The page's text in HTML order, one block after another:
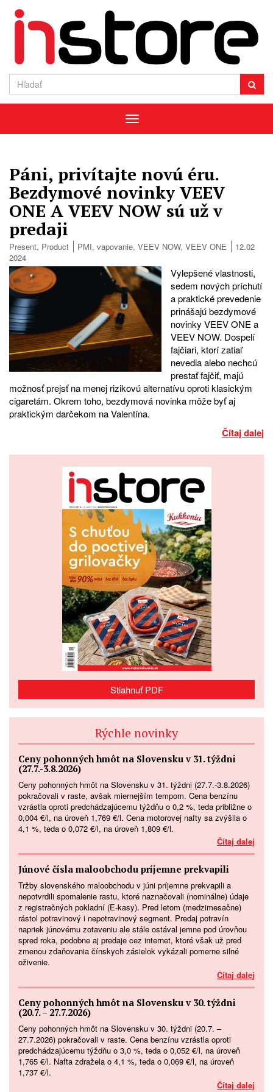
Menu
Páni, privítajte novú éru.
Bezdymové novinky VEEV
ONE A VEEV NOW sú už v
predaji
Present, Product PMI, vapovanie, VEEV NOW, VEEV ONE
12.02
2024
Vylepšené vlastnosti,
sedem nových príchutí
a praktické prevedenie
prinášajú bezdymové
novinky VEEV ONE a
VEEV NOW. Dospelí
fajčiari, ktorí zatiaľ
nevedia alebo nechcú
prestať fajčiť, majú
možnosť prejsť na menej rizikovú alternatívu oproti klasickým
cigaretám. Okrem toho, bezdymová novinka môže byť aj
praktickým darčekom na Valentína.
Čítaj dalej
Stiahnuť PDF
Rýchle novinky
Ceny pohonných hmôt na Slovensku v 31. týždni
(27.7.-3.8.2026)
Ceny pohonných hmôt na Slovensku v 31. týždni (27.7.-3.8.2026)
pokračovali v raste, avšak miernejším tempom. Cena benzínu
vzrástla oproti predchádzajúcemu týždňu o 0,2 %, teda približne o
0,004 €/l, na úroveň 1,769 €/l. Cena motorovej nafty sa zvýšila o
4,1 %, teda o 0,072 €/l, na úroveň 1,809 €/l.
Čítaj dalej
Júnové čísla maloobchodu príjemne prekvapili
Tržby slovenského maloobchodu v júni príjemne prekvapili a
nepotvrdili spomalenie rastu, ktoré naznačovali (nominálne) údaje
z registračných pokladní (E-kasy). Pred letom (medzimesačne)
rástol potravinový i nepotravinový segment. Predaj potravín
napriek júnovému zotaveniu ale stále ostával jemne pod úrovňou
spred roka, podobne aj predaje cez internet, ktoré však už pred
zmenou zdaňovania čínskych zásielok vykázali pomerne silné
oživenie.
Čítaj dalej
Ceny pohonných hmôt na Slovensku v 30. týždni
(20.7. – 27.7.2026)
Ceny pohonných hmôt na Slovensku v 30. týždni (20.7. –
27.7.2026) pokračovali v raste. Cena benzínu vzrástla oproti
predchádzajúcemu týždňu o 3,0 %, teda o 0,052 €/l, na úroveň
1,765 €/l. Nafta zdražela o 4,1 %, teda o 0,069 €/l, na úroveň
1,737 €/l.
Čítaj dalej